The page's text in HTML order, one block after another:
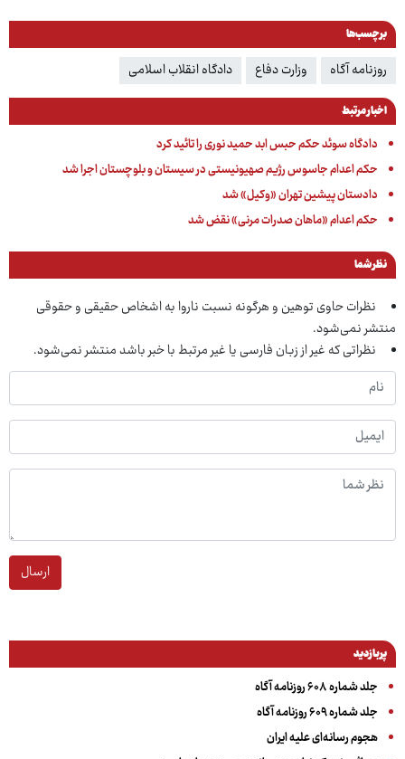
برچسب‌ها
روزنامه آگاه وزارت دفاع دادگاه انقلاب اسلامی
اخبار مرتبط
دادگاه سوئد حکم حبس ابد حمید نوری را تائید کرد
حکم اعدام جاسوس رژیم صهیونیستی در سیستان و بلوچستان اجرا شد
دادستان پیشین تهران «وکیل» شد
حکم اعدام «ماهان صدرات مرنی» نقض شد
نظر شما
نظرات حاوی توهین و هرگونه نسبت ناروا به اشخاص حقیقی و حقوقی
منتشر نمی‌شود.
نظراتی که غیر از زبان فارسی یا غیر مرتبط با خبر باشد منتشر نمی‌شود.
ارسال
پربازدید
جلد شماره ۶۰۸ روزنامه آگاه
جلد شماره ۶۰۹ روزنامه آگاه
هجوم رسانه‌ای علیه ایران